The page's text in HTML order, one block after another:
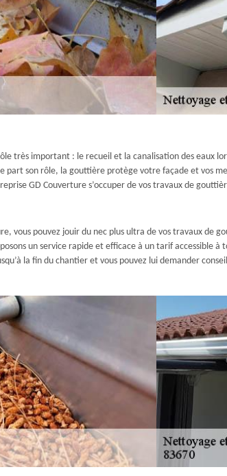
très important : le recueil et la canalisation des eaux
part son rôle, la gouttière protège votre façade et vos
GD Couverture s’occuper de vos travaux de
vous pouvez jouir du nec plus ultra de vos travaux de
un service rapide et efficace à un tarif accessible
la fin du chantier et vous pouvez lui demander